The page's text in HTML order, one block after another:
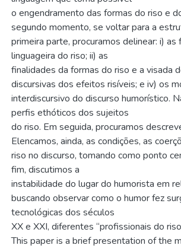
o engendramento das formas do riso e
segundo momento, se voltar para a
primeira parte, procuramos delinear: i)
linguageira do riso; ii) as
finalidades da formas do riso e a visada
discursivas dos efeitos risíveis; e iv) os
interdiscursivo do discurso humorístico.
perfis ethóticos dos sujeitos
do riso. Em seguida, procuramos
Elencamos, ainda, as condições, as
riso no discurso, tomando como ponto
fim, discutimos a
instabilidade do lugar do humorista em
buscando observar como o humor fez
tecnológicas dos séculos
XX e XXI, diferentes “profissionais do
This paper is a brief presentation of the